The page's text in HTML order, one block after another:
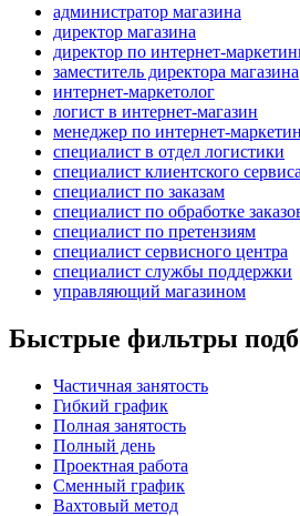
администратор магазина
директор магазина
директор по интернет-
заместитель директора магазина
интернет-маркетолог
логист в интернет-магазин
менеджер по интернет-
специалист в отдел логистики
специалист клиентского сервиса
специалист по заказам
специалист по обработке
специалист по претензиям
специалист сервисного центра
специалист службы поддержки
управляющий магазином
Быстрые фильтры
Частичная занятость
Гибкий график
Полная занятость
Полный день
Проектная работа
Сменный график
Вахтовый метод